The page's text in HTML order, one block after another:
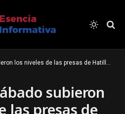
niveles de las presas de Hatillo y Sabaneta
subieron
las presas de